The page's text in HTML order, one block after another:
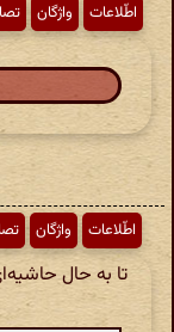
اطّلاعات واژگان
اطّلاعات واژگان
تا به حال